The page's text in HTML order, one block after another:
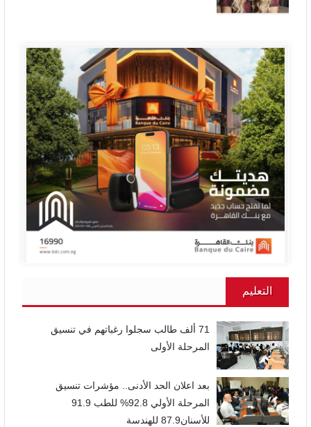
التعليم
71 ألف طالب سجلوا رغباتهم في تنسيق
المرحلة الأولى
بعد اعلان الحد الأدنى.. مؤشرات تنسيق
المرحلة الأولي 92.8% للطب 91.9
للأسنان87.9 للهندسة